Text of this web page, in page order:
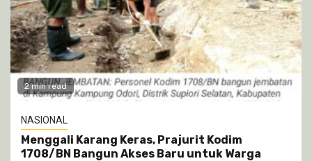
2 min read
NASIONAL
Menggali Karang Keras, Prajurit Kodim
1708/BN Bangun Akses Baru untuk Warga